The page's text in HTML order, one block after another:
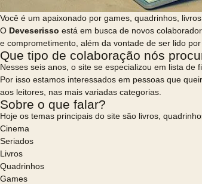
Você é um apaixonado por games, quadrinhos,
O Deveserisso está em busca de novos
e comprometimento, além da vontade de ser lido
Que tipo de colaboração nós
Nesses seis anos, o site se especializou em lista
Por isso estamos interessados em pessoas que
aos leitores, nas mais variadas categorias.
Sobre o que falar?
Hoje os temas principais do site são livros,
Cinema
Seriados
Livros
Quadrinhos
Games